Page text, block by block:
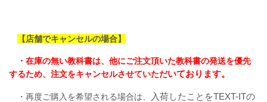
【店舗でキャンセルの場合】
・在庫の無い教科書は、他にご注文頂いた教科書の発送を優先
するため、注文をキャンセルさせていただいております。
・再度ご購入を希望される場合は、 入荷したことをTEXT-ITの